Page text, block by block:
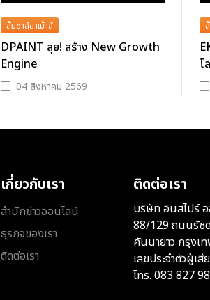
ส้มซ่าส์ขาเม้าส์
DPAINT ลุย! สร้าง New Growth
Engine
04 สิงหาคม 2569
โ
เกี่ยวกับเรา
สำนักข่าวออนไลน์
ธุรกิจของเรา
ติดต่อเรา
ติดต่อเรา
บริษัท อินสไปร์ อ
88/129 ถนนรัช
คันนายาว กรุงเ
เลขประจำตัวผู้เ
โทร. 083 827